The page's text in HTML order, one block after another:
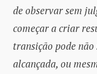
de observar sem
começar a criar
transição pode não
alcançada, ou